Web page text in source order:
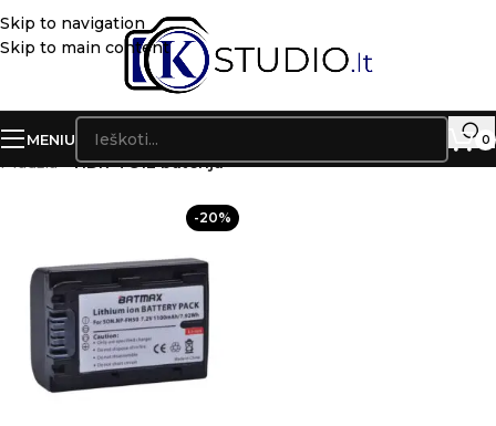
Skip to navigation
Skip to main content
MENIU 0
Pradžia»HDR-TG1E baterija
-20%